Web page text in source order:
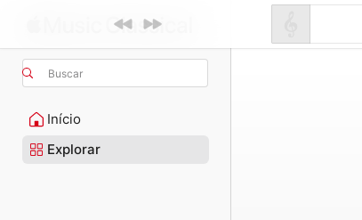
Buscar
Início
Explorar